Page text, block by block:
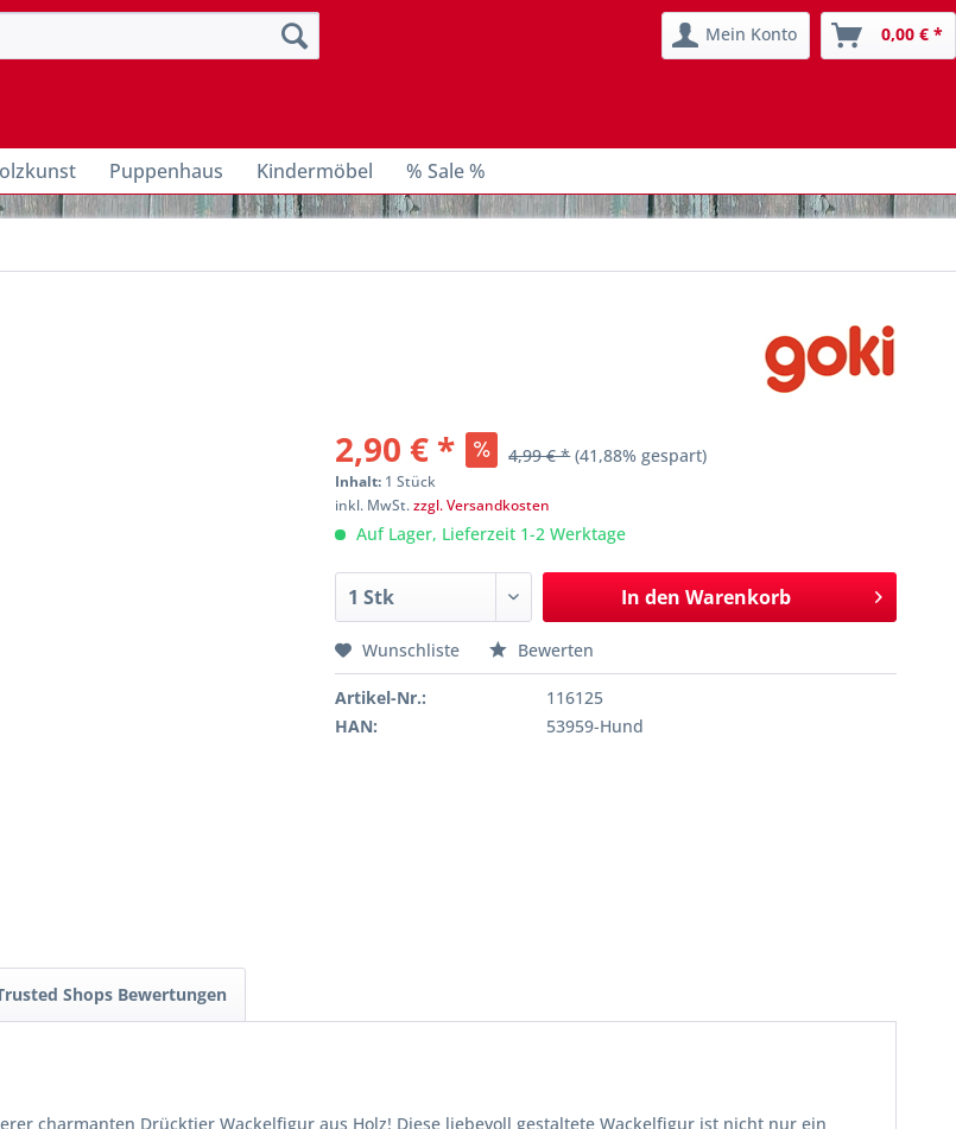
Mein Konto 0,00 € *
Puppenhaus Kindermöbel % Sale %
2,90 € * 4,99 € * (41,88% gespart)
Inhalt: 1 Stück
inkl. MwSt.zzgl. Versandkosten
Auf Lager, Lieferzeit 1-2 Werktage
In den Warenkorb
Wunschliste Bewerten
Artikel-Nr.:
116125
HAN:
53959-Hund
Shops Bewertungen
charmanten Drücktier Wackelfigur aus Holz! Diese liebevoll gestaltete Wackelfigur ist nicht nur ein